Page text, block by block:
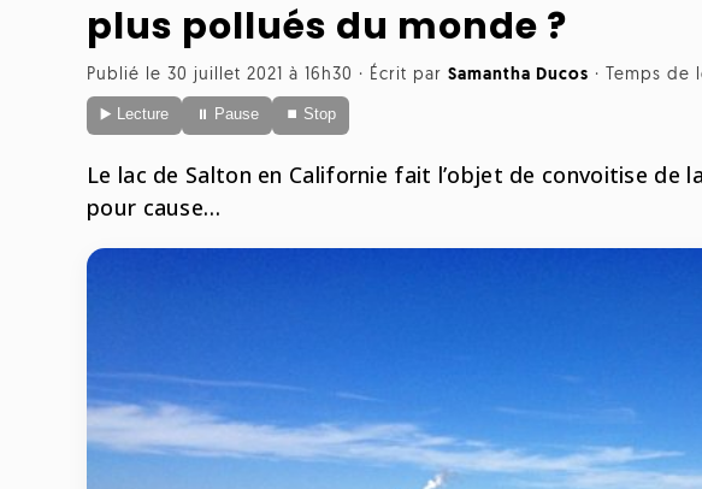
plus pollués du monde ?
Publié le 30 juillet 2021 à 16h30 · Écrit par Samantha Ducos · Temps de
▶️ Lecture ⏸ Pause ⏹ Stop
Le lac de Salton en Californie fait l’objet de convoitise de
pour cause…